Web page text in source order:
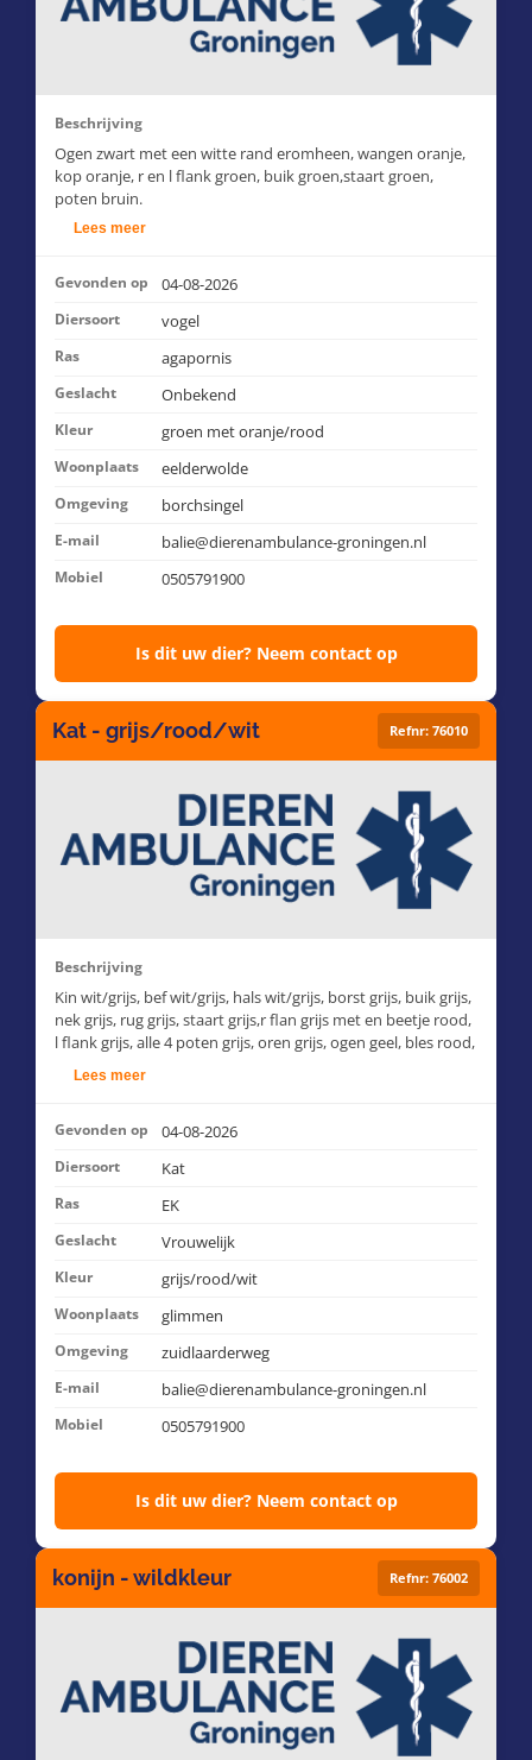
Beschrijving
Ogen zwart met een witte rand eromheen, wangen oranje,
kop oranje, r en l flank groen, buik groen,staart groen,
poten bruin.
Lees meer
Gevonden op 04-08-2026
Diersoort vogel
Ras agapornis
Geslacht Onbekend
Kleur groen met oranje/rood
Woonplaats eelderwolde
Omgeving borchsingel
E-mail balie@dierenambulance-groningen.nl
Mobiel 0505791900
Is dit uw dier? Neem contact op
Kat - grijs/rood/wit Refnr: 76010
Beschrijving
Kin wit/grijs, bef wit/grijs, hals wit/grijs, borst grijs, buik grijs,
nek grijs, rug grijs, staart grijs,r flan grijs met en beetje rood,
l flank grijs, alle 4 poten grijs, oren grijs, ogen geel, bles rood,
neus leverkleur, snorharen wit.
Lees meer
Gevonden op 04-08-2026
Diersoort Kat
Ras EK
Geslacht Vrouwelijk
Kleur grijs/rood/wit
Woonplaats glimmen
Omgeving zuidlaarderweg
E-mail balie@dierenambulance-groningen.nl
Mobiel 0505791900
Is dit uw dier? Neem contact op
konijn - wildkleur Refnr: 76002